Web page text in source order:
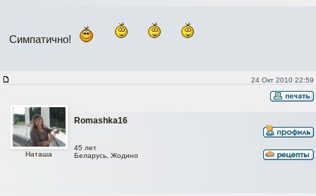
Симпатично!
24 Окт 2010 22:59
Romashka16
Наташа
45 лет
Беларусь, Жодино